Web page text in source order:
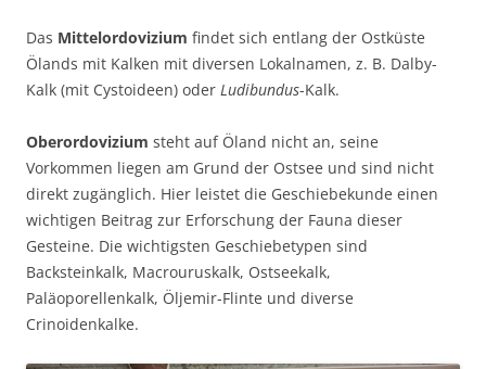
Das Mittelordovizium findet sich entlang der Ostküste
Ölands mit Kalken mit diversen Lokalnamen, z. B. Dalby-
Kalk (mit Cystoideen) oder Ludibundus-Kalk.
Oberordovizium steht auf Öland nicht an, seine
Vorkommen liegen am Grund der Ostsee und sind nicht
direkt zugänglich. Hier leistet die Geschiebekunde einen
wichtigen Beitrag zur Erforschung der Fauna dieser
Gesteine. Die wichtigsten Geschiebetypen sind
Backsteinkalk, Macrouruskalk, Ostseekalk,
Paläoporellenkalk, Öljemir-Flinte und diverse
Crinoidenkalke.